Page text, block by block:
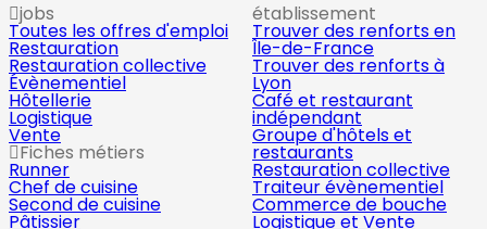
jobs
Toutes les offres d'emploi
Restauration
Restauration collective
Évènementiel
Hôtellerie
Logistique
Vente
Fiches métiers
Runner
Chef de cuisine
Second de cuisine
Pâtissier
établissement
Trouver des renforts en
Île-de-France
Trouver des renforts à
Lyon
Café et restaurant
indépendant
Groupe d'hôtels et
restaurants
Restauration collective
Traiteur évènementiel
Commerce de bouche
Logistique et Vente